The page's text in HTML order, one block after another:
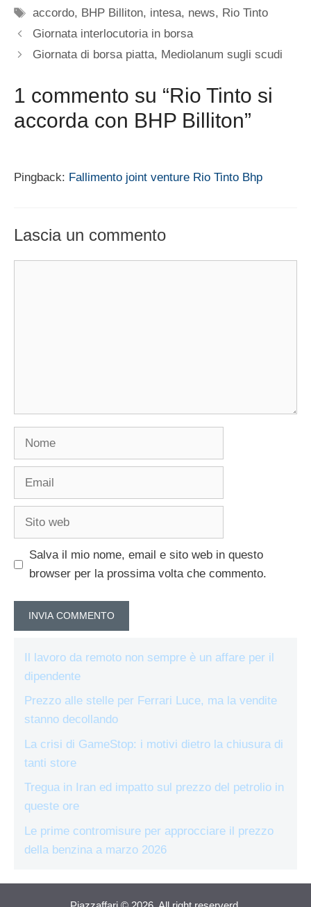
Tag
accordo, BHP Billiton, intesa, news, Rio Tinto
Giornata interlocutoria in borsa
Giornata di borsa piatta, Mediolanum sugli scudi
1 commento su “Rio Tinto si
accorda con BHP Billiton”
Pingback: Fallimento joint venture Rio Tinto Bhp
Lascia un commento
Nome
Email
Sito
Salva il mio nome, email e sito web in questo
browser per la prossima volta che commento.
Il lavoro da remoto non sempre è un affare per il
dipendente
Prezzo alle stelle per Ferrari Luce, ma la vendite
stanno decollando
La crisi di GameStop: i motivi dietro la chiusura di
tanti store
Tregua in Iran ed impatto sul prezzo del petrolio in
queste ore
Le prime contromisure per approcciare il prezzo
della benzina a marzo 2026